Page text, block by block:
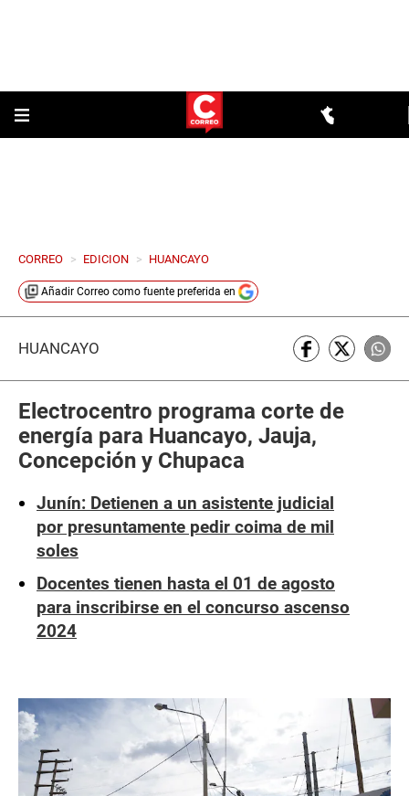
CORREO > EDICION > HUANCAYO
Añadir Correo como fuente preferida en
HUANCAYO
Electrocentro programa corte de
energía para Huancayo, Jauja,
Concepción y Chupaca
Junín: Detienen a un asistente judicial
por presuntamente pedir coima de mil
soles
Docentes tienen hasta el 01 de agosto
para inscribirse en el concurso ascenso
2024